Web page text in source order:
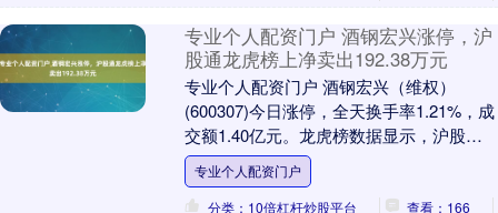
专业个人配资门户 酒钢宏兴涨停，沪
股通龙虎榜上净卖出192.38万元
专业个人配资门户 酒钢宏兴（维权）
(600307)今日涨停，全天换手率1.21%，成
交额1.40亿元。龙虎榜数据显示，沪股通
净卖出192.38万元，营业部席位合....
专业个人配资门户
分类：10倍杠杆炒股平台
查看：166